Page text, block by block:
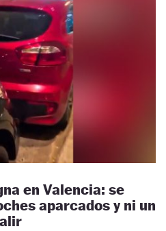
en Valencia: se
aparcados y ni un